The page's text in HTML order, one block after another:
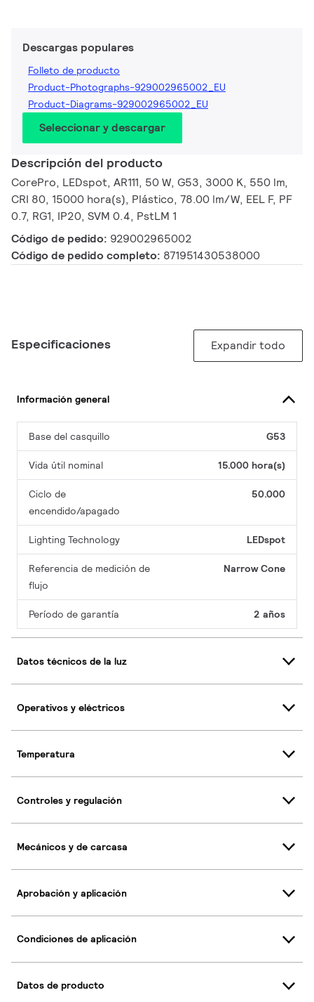
Descargas populares
Folleto de producto
Product-Photographs-929002965002_EU
Product-Diagrams-929002965002_EU
Seleccionar y descargar
Descripción del producto
CorePro, LEDspot, AR111, 50 W, G53, 3000 K, 550 lm,
CRI 80, 15000 hora(s), Plástico, 78.00 lm/W, EEL F, PF
0.7, RG1, IP20, SVM 0.4, PstLM 1
Código de pedido: 929002965002
Código de pedido completo: 871951430538000
Especificaciones Expandir todo
Información general
Base del casquillo G53
Vida útil nominal 15.000 hora(s)
Ciclo de
encendido/apagado
50.000
Lighting Technology LEDspot
Referencia de medición de
flujo
Narrow Cone
Período de garantía 2 años
Datos técnicos de la luz
Operativos y eléctricos
Temperatura
Controles y regulación
Mecánicos y de carcasa
Aprobación y aplicación
Condiciones de aplicación
Datos de producto